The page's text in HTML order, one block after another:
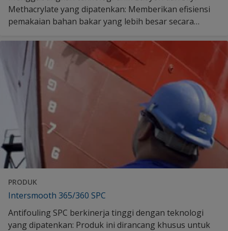
Methacrylate yang dipatenkan: Memberikan efisiensi
pemakaian bahan bakar yang lebih besar secara
dengan kinerja yang dapat diprediksi. Temukan lebih
banyak di sini.
PRODUK
Intersmooth 365/360 SPC
Antifouling SPC berkinerja tinggi dengan teknologi
yang dipatenkan: Produk ini dirancang khusus untuk